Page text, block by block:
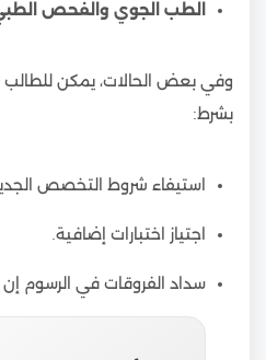
الطب الجوي والفحص
وفي بعض الحالات، يمكن للطالب
بشرط:
استيفاء شروط التخصص
اجتياز اختبارات إضافية.
سداد الفروقات في الرسوم